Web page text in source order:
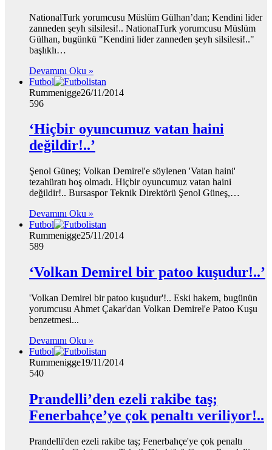
NationalTurk yorumcusu Müslüm Gülhan’dan; Kendini lider
zanneden şeyh silsilesi!.. NationalTurk yorumcusu Müslüm
Gülhan, bugünkü "Kendini lider zanneden şeyh silsilesi!.."
başlıklı…
Devamını Oku »
Futbol
Rummenigge26/11/2014
596
‘Hiçbir oyuncumuz vatan haini
değildir!..’
Şenol Güneş; Volkan Demirel'e söylenen 'Vatan haini'
tezahüratı hoş olmadı. Hiçbir oyuncumuz vatan haini
değildir!.. Bursaspor Teknik Direktörü Şenol Güneş,…
Devamını Oku »
Futbol
Rummenigge25/11/2014
589
‘Volkan Demirel bir patoo kuşudur!..’
'Volkan Demirel bir patoo kuşudur'!.. Eski hakem, bugünün
yorumcusu Ahmet Çakar'dan Volkan Demirel'e Patoo Kuşu
benzetmesi...
Devamını Oku »
Futbol
Rummenigge19/11/2014
540
Prandelli’den ezeli rakibe taş;
Fenerbahçe’ye çok penaltı veriliyor!..
Prandelli'den ezeli rakibe taş; Fenerbahçe'ye çok penaltı